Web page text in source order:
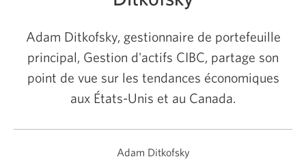
Adam Ditkofsky, gestionnaire de portefeuille
principal, Gestion d'actifs CIBC, partage son
point de vue sur les tendances économiques
aux États-Unis et au Canada.
Adam Ditkofsky